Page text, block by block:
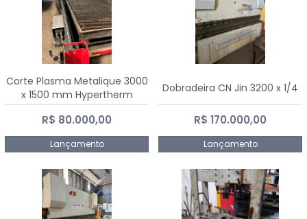
Corte Plasma Metalique 3000
x 1500 mm Hypertherm
Powermax 45 xp
R$ 80.000,00
Lançamento
Dobradeira CN Jin 3200 x 1/4
R$ 170.000,00
Lançamento